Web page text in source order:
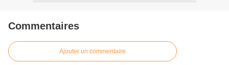
Commentaires
Ajouter un commentaire